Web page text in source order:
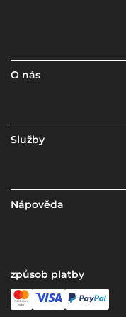
O nás
Služby
Nápověda
způsob platby